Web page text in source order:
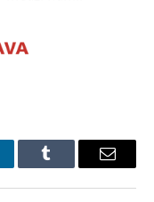
Tumblr Email